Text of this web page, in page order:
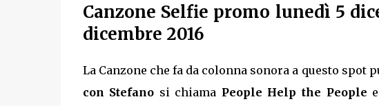
Canzone Selfie promo lunedì 5
dicembre 2016
La Canzone che fa da colonna sonora a questo spot
con Stefano si chiama People Help the People